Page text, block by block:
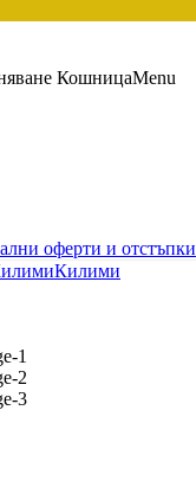
КошницаMenu
оферти и отстъпки
Килими